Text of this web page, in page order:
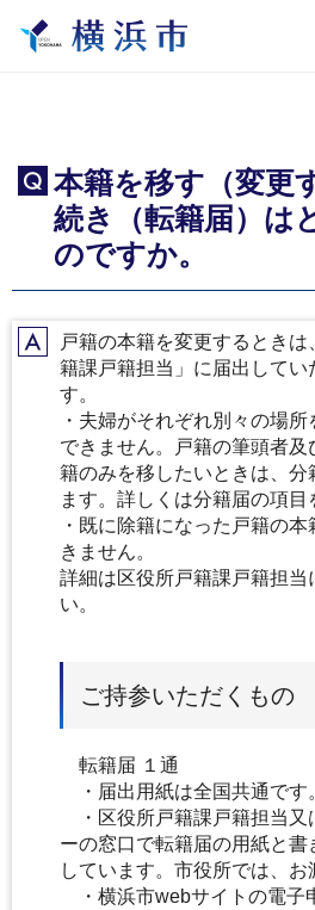
Q
本籍を移す（変更
続き（転籍届）は
のですか。
A戸籍の本籍を変更するとき
籍課戸籍担当」に届出してい
す。
・夫婦がそれぞれ別々の場
できません。戸籍の筆頭者
籍のみを移したいときは、分
ます。詳しくは分籍届の項目
・既に除籍になった戸籍の
きません。
詳細は区役所戸籍課戸籍担当
い。
ご持参いただくもの
転籍届 １通
・届出用紙は全国共通です
・区役所戸籍課戸籍担当又
ーの窓口で転籍届の用紙と書
しています。市役所では、お
・横浜市webサイトの電子